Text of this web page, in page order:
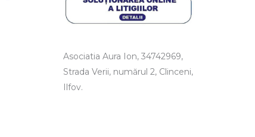
Asociatia Aura Ion, 34742969,
Strada Verii, numărul 2, Clinceni,
Ilfov.